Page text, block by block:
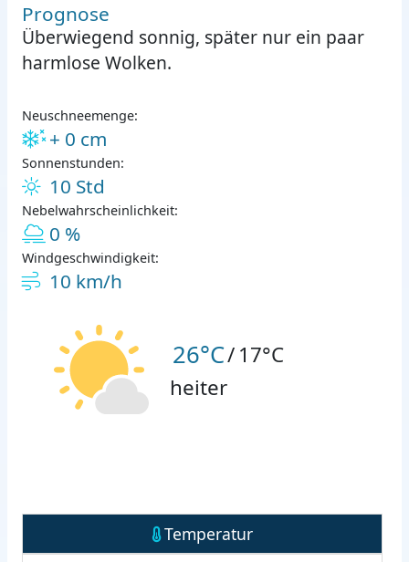
Prognose
Überwiegend sonnig, später nur ein paar
harmlose Wolken.
Neuschneemenge:
+ 0 cm
Sonnenstunden:
10 Std
Nebelwahrscheinlichkeit:
0 %
Windgeschwindigkeit:
10 km/h
26°C/17°C
heiter
Temperatur